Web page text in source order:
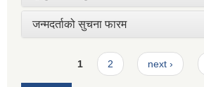
जन्मदर्ताको सुचना फारम
Pages1 2 next ›